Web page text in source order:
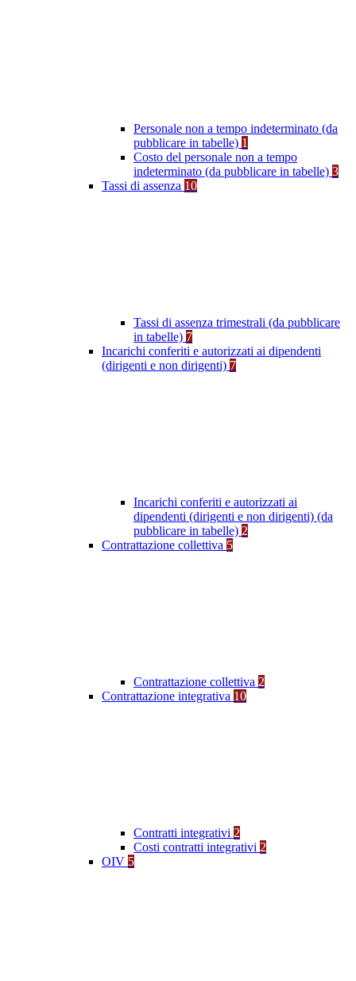
Personale non a tempo indeterminato (da
pubblicare in tabelle) 1
Costo del personale non a tempo
indeterminato (da pubblicare in tabelle) 3
Tassi di assenza 10
Tassi di assenza trimestrali (da pubblicare
in tabelle) 7
Incarichi conferiti e autorizzati ai dipendenti
(dirigenti e non dirigenti) 7
Incarichi conferiti e autorizzati ai
dipendenti (dirigenti e non dirigenti) (da
pubblicare in tabelle) 2
Contrattazione collettiva 5
Contrattazione collettiva 2
Contrattazione integrativa 10
Contratti integrativi 2
Costi contratti integrativi 2
OIV 5